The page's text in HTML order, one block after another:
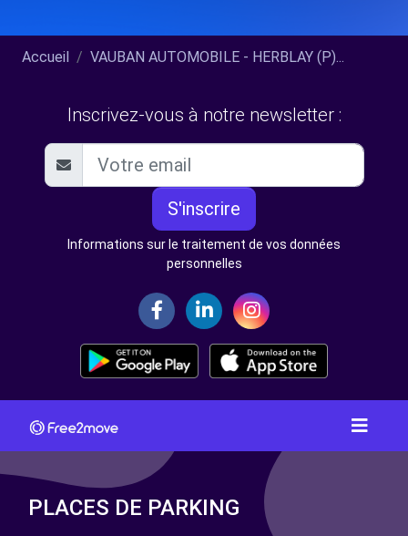
Accueil VAUBAN AUTOMOBILE - HERBLAY (P)...
Inscrivez-vous à notre newsletter :
S'inscrire
Informations sur le traitement de vos données
personnelles
PLACES DE PARKING